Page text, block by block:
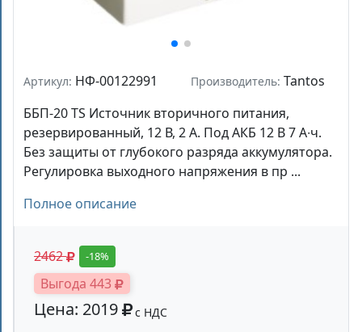
Артикул: НФ-00122991 Производитель: Tantos
ББП-20 TS Источник вторичного питания,
резервированный, 12 В, 2 А. Под АКБ 12 В 7 А∙ч.
Без защиты от глубокого разряда аккумулятора.
Регулировка выходного напряжения в пр ...
Полное описание
2462 -18%
Выгода 443
Цена: 2019 с НДС